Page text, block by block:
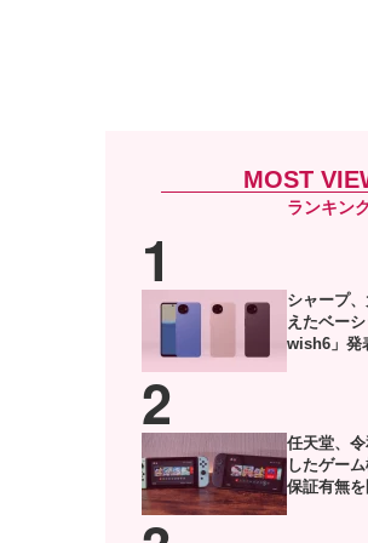
MOST
シャープ
えたベー
wish6」発
任天堂、
したゲー
保証有無